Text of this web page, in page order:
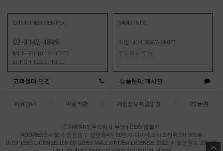
CUSTOMER CENTER
02-3142-4849
MON-FRI 10:00 - 17:00
LUNCH 12:00 - 13:00
BANK INFO
기업140-128367-04-027
주식회사 무엔
고객센터 연결 상품문의 게시판
이용안내 이용약관 개인정보취급방침 PC버젼
COMPANY:주식회사 무엔 | CEO:김철기
ADDRESS:서울시 영등포구 양평동4가 80번지 아이에스비즈타워2차 805호
BUSINESS LICENSE:166-88-02553 MALL ORDER LICENSE: 2022-서울영등포-2732호